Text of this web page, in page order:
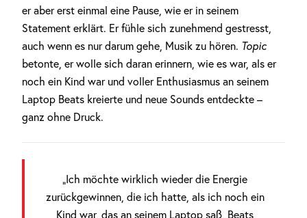
er aber erst einmal eine Pause, wie er in seinem
Statement erklärt. Er fühle sich zunehmend gestresst,
auch wenn es nur darum gehe, Musik zu hören. Topic
betonte, er wolle sich daran erinnern, wie es war, als er
noch ein Kind war und voller Enthusiasmus an seinem
Laptop Beats kreierte und neue Sounds entdeckte –
ganz ohne Druck.
„Ich möchte wirklich wieder die Energie
zurückgewinnen, die ich hatte, als ich noch ein
Kind war, das an seinem Laptop saß, Beats